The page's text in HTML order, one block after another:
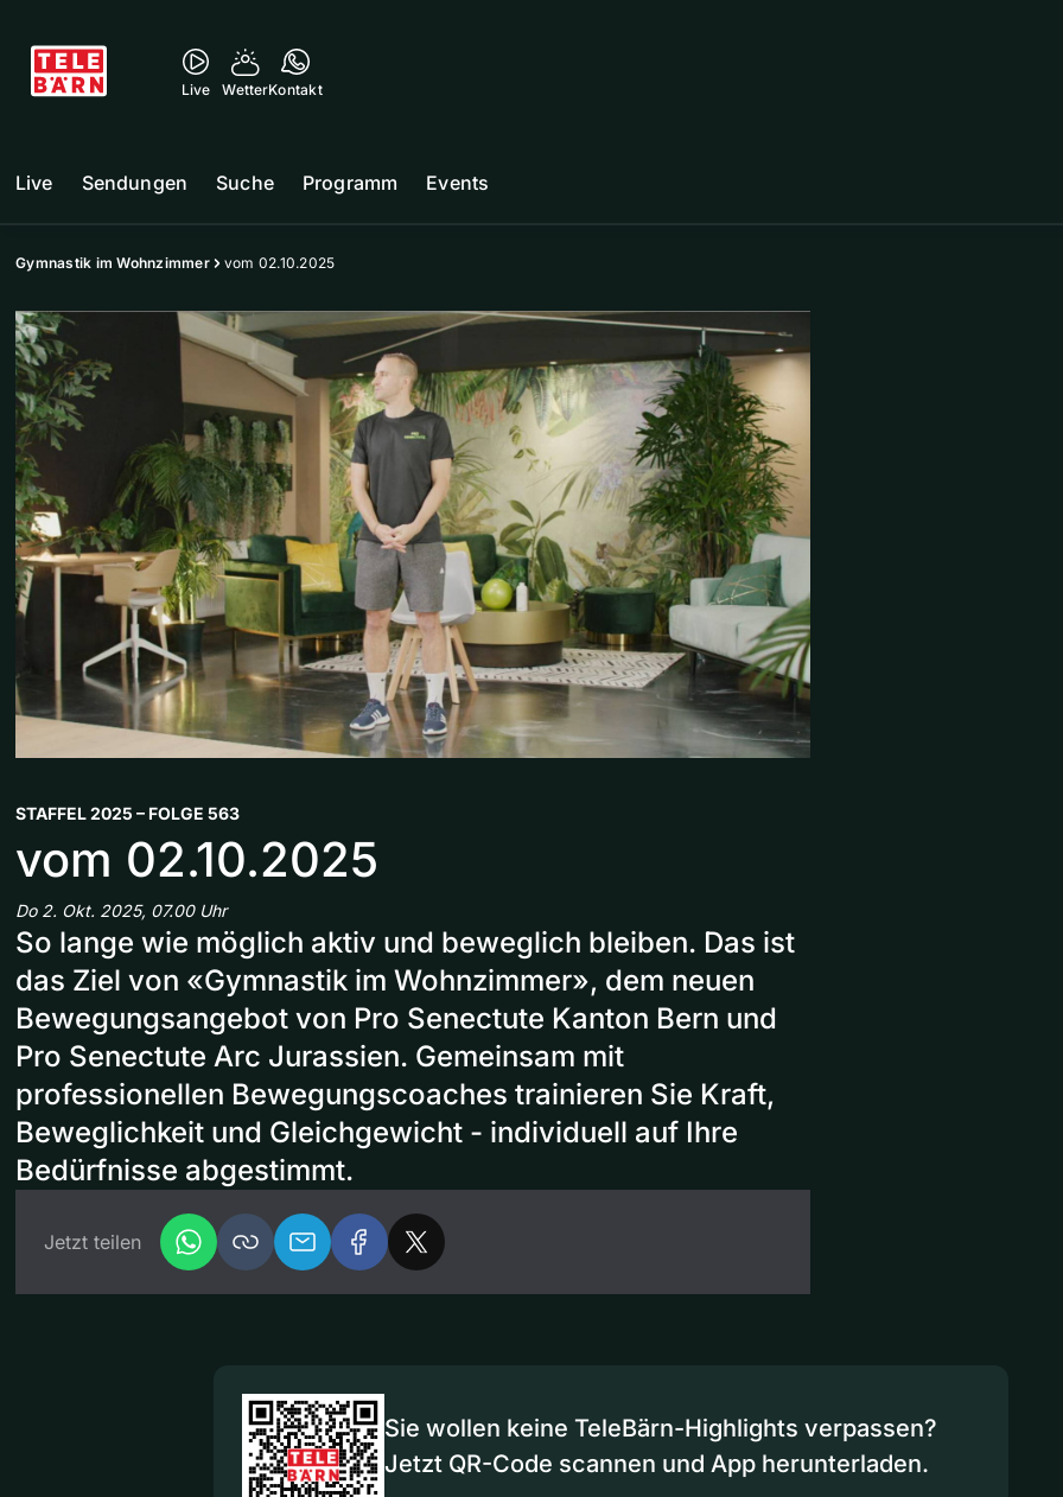
Live WetterKontakt
Live Sendungen Suche Programm Events
Gymnastik im Wohnzimmer vom 02.10.2025
STAFFEL 2025 – FOLGE 563
vom 02.10.2025
Do 2. Okt. 2025, 07.00 Uhr
So lange wie möglich aktiv und beweglich bleiben. Das ist
das Ziel von «Gymnastik im Wohnzimmer», dem neuen
Bewegungsangebot von Pro Senectute Kanton Bern und
Pro Senectute Arc Jurassien. Gemeinsam mit
professionellen Bewegungscoaches trainieren Sie Kraft,
Beweglichkeit und Gleichgewicht - individuell auf Ihre
Bedürfnisse abgestimmt.
Jetzt teilen
Sie wollen keine TeleBärn-Highlights verpassen?
Jetzt QR-Code scannen und App herunterladen.